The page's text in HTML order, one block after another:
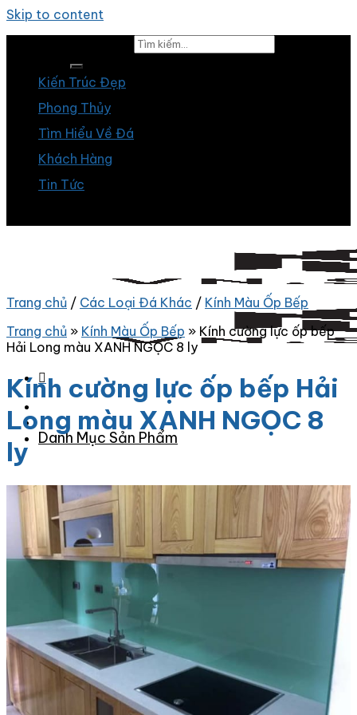
Skip to content
Kiến Trúc Đẹp
Phong Thủy
Tìm Hiểu Về Đá
Khách Hàng
Tin Tức
Danh Mục Sản Phẩm
Đá Granite
Đá Granite Màu Vàng
Đá Granite Màu Xám
Đá Granite Màu Đen
Đá Granite Màu Xanh
Đá Granite Màu Nâu
Đá Granite Màu Đỏ
Đá Travertine
Trang chủ / Các Loại Đá Khác / Kính Màu Ốp Bếp
Trang chủ » Kính Màu Ốp Bếp » Kính cường lực ốp bếp
Hải Long màu XANH NGỌC 8 ly
Kính cường lực ốp bếp Hải
Long màu XANH NGỌC 8
ly